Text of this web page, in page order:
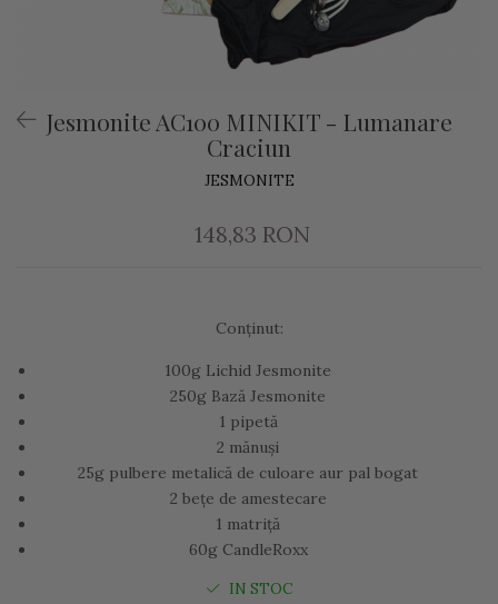
Jesmonite AC100 MINIKIT - Lumanare
Craciun
JESMONITE
148,83 RON
Conținut:
100g Lichid Jesmonite
250g Bază Jesmonite
1 pipetă
2 mănuși
25g pulbere metalică de culoare aur pal bogat
2 bețe de amestecare
1 matriță
60g CandleRoxx
IN STOC